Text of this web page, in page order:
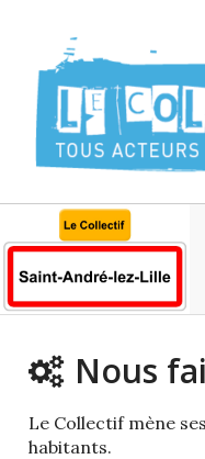
Nous
Le Collectif mène
habitants.